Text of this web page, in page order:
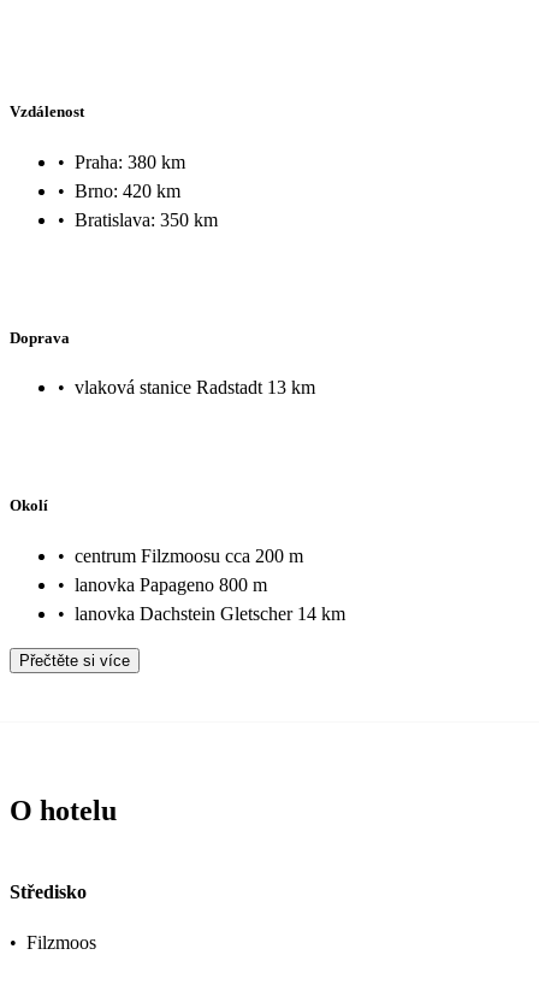
Vzdálenost
• Praha: 380 km
• Brno: 420 km
• Bratislava: 350 km
Doprava
• vlaková stanice Radstadt 13 km
Okolí
• centrum Filzmoosu cca 200 m
• lanovka Papageno 800 m
• lanovka Dachstein Gletscher 14 km
Přečtěte si více
O hotelu
Středisko
• Filzmoos